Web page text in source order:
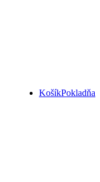
KošíkPokladňa